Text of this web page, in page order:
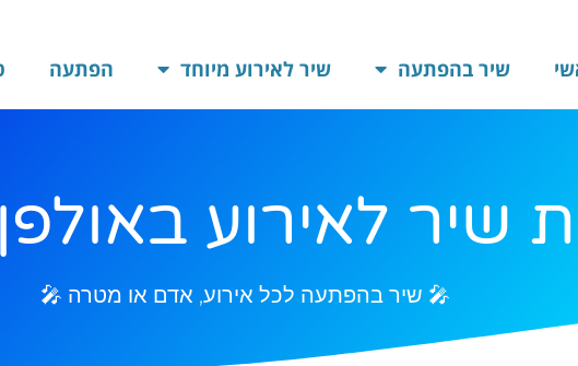
שיר בהפתעה שיר לאירוע מיוחד הפתעה
שיר לאירוע
🎤 שיר בהפתעה לכל אירוע, אדם או מטרה 🎤